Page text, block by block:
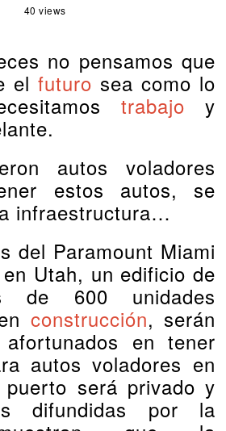
40 views
el futuro sea como lo
trabajo y
autos voladores
estos autos, se
infraestructura…
del Paramount Miami
Utah, un edificio de
de 600 unidades
construcción, serán
en tener
autos voladores en
será privado y
difundidas por la